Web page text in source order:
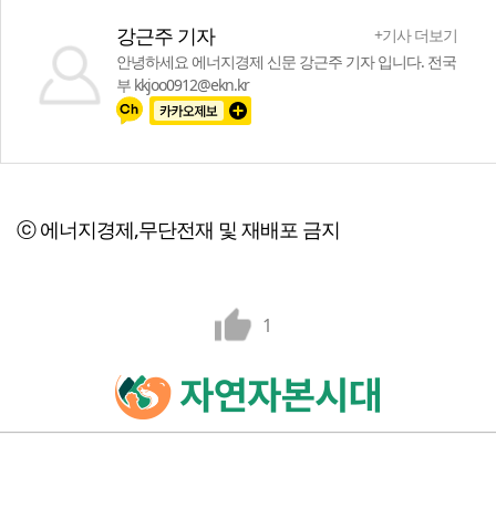
강근주 기자
+기사 더보기
안녕하세요 에너지경제 신문 강근주 기자 입니다. 전국
부 kkjoo0912@ekn.kr
ⓒ 에너지경제,무단전재 및 재배포 금지
1